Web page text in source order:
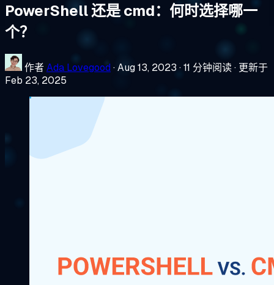
PowerShell 还是 cmd：何时选择哪一
个？
作者Ada Lovegood ·Aug 13, 2023 ·11 分钟阅读· 更新于
Feb 23, 2025